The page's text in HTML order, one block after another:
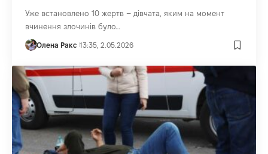
Уже встановлено 10 жертв – дівчата, яким на момент
вчинення злочинів було…
Олена Ракс 13:35, 2.05.2026